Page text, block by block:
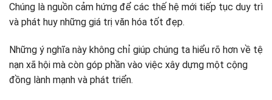
Chúng là nguồn cảm hứng để các thế hệ mới tiếp tục duy trì
và phát huy những giá trị văn hóa tốt đẹp.
Những ý nghĩa này không chỉ giúp chúng ta hiểu rõ hơn về tệ
nạn xã hội mà còn góp phần vào việc xây dựng một cộng
đồng lành mạnh và phát triển.